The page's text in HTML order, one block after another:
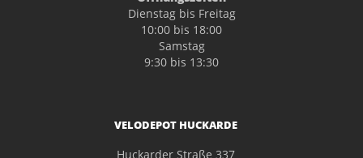
Dienstag bis Freitag
10:00 bis 18:00
Samstag
9:30 bis 13:30
VELODEPOT HUCKARDE
Huckarder Straße 337